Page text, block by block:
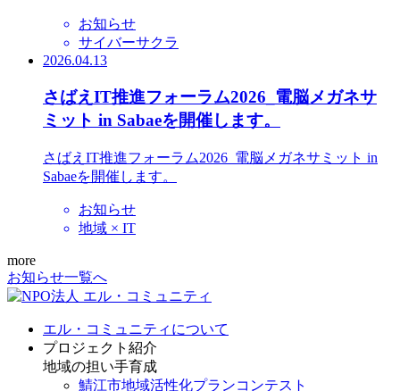
お知らせ
サイバーサクラ
2026.04.13
さばえIT推進フォーラム2026_電脳メガネサ
ミット in Sabaeを開催します。
さばえIT推進フォーラム2026_電脳メガネサミット in
Sabaeを開催します。
お知らせ
地域 × IT
more
お知らせ一覧へ
エル・コミュニティについて
プロジェクト紹介
地域の担い手育成
鯖江市地域活性化プランコンテスト